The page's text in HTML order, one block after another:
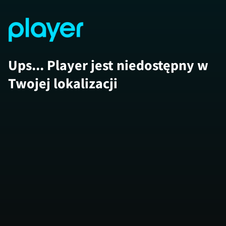
Ups... Player jest niedostępny w
Twojej lokalizacji